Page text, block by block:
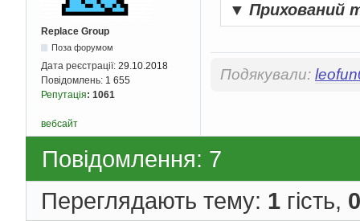
Replace Group
Поза форумом
Дата реєстрації: 29.10.2018
Повідомлень: 1 655
Репутація: 1061
▼ Прихований
Подякували:
вебсайт
Повідомлення: 7
Переглядають тему: 1 гість, 0